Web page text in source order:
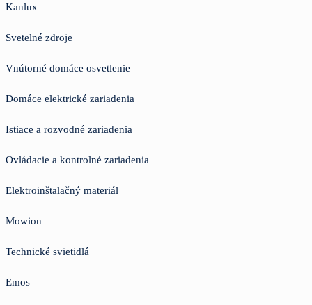
Kanlux
Svetelné zdroje
Vnútorné domáce osvetlenie
Domáce elektrické zariadenia
Istiace a rozvodné zariadenia
Ovládacie a kontrolné zariadenia
Elektroinštalačný materiál
Mowion
Technické svietidlá
Emos